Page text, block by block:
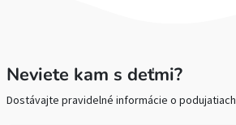
Neviete kam s deťmi?
Dostávajte pravidelné informácie o podujatiach